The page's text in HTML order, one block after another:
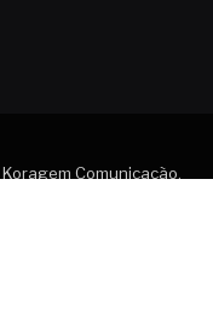
Koragem Comunicação.